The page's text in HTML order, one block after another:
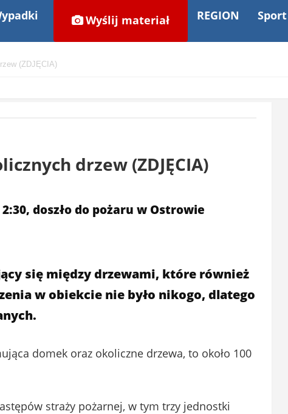
Wyślij materiał REGION Sport
(ZDJĘCIA)
drzew (ZDJĘCIA)
doszło do pożaru w Ostrowie
się między drzewami, które również
w obiekcie nie było nikogo, dlatego
domek oraz okoliczne drzewa, to około 100
straży pożarnej, w tym trzy jednostki